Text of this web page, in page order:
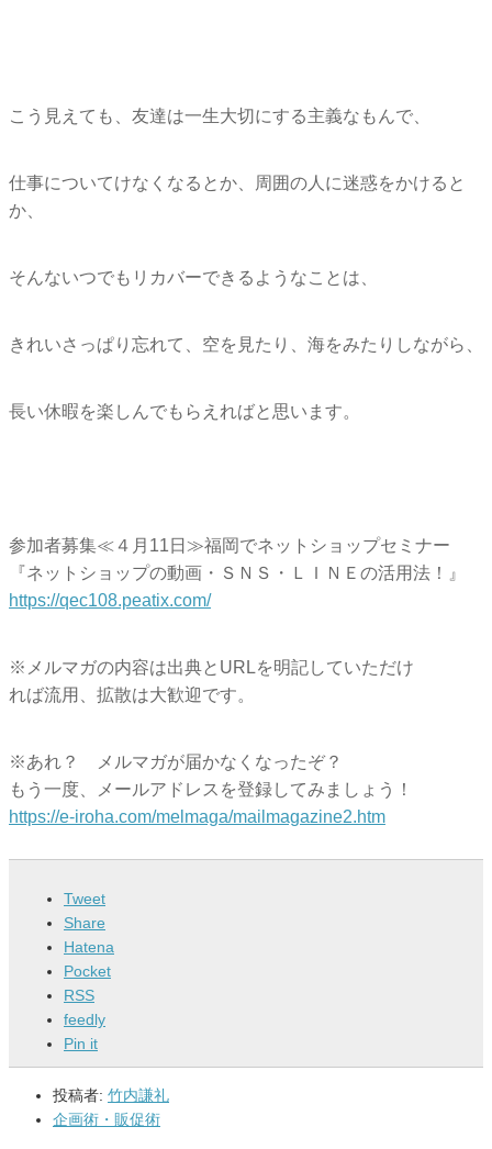
こう見えても、友達は一生大切にする主義なもんで、
仕事についてけなくなるとか、周囲の人に迷惑をかけると
か、
そんないつでもリカバーできるようなことは、
きれいさっぱり忘れて、空を見たり、海をみたりしながら、
長い休暇を楽しんでもらえればと思います。
参加者募集≪４月11日≫福岡でネットショップセミナー
『ネットショップの動画・ＳＮＳ・ＬＩＮＥの活用法！』
https://qec108.peatix.com/
※メルマガの内容は出典とURLを明記していただけ
れば流用、拡散は大歓迎です。
※あれ？ メルマガが届かなくなったぞ？
もう一度、メールアドレスを登録してみましょう！
https://e-iroha.com/melmaga/mailmagazine2.htm
Tweet
Share
Hatena
Pocket
RSS
feedly
Pin it
投稿者: 竹内謙礼
企画術・販促術